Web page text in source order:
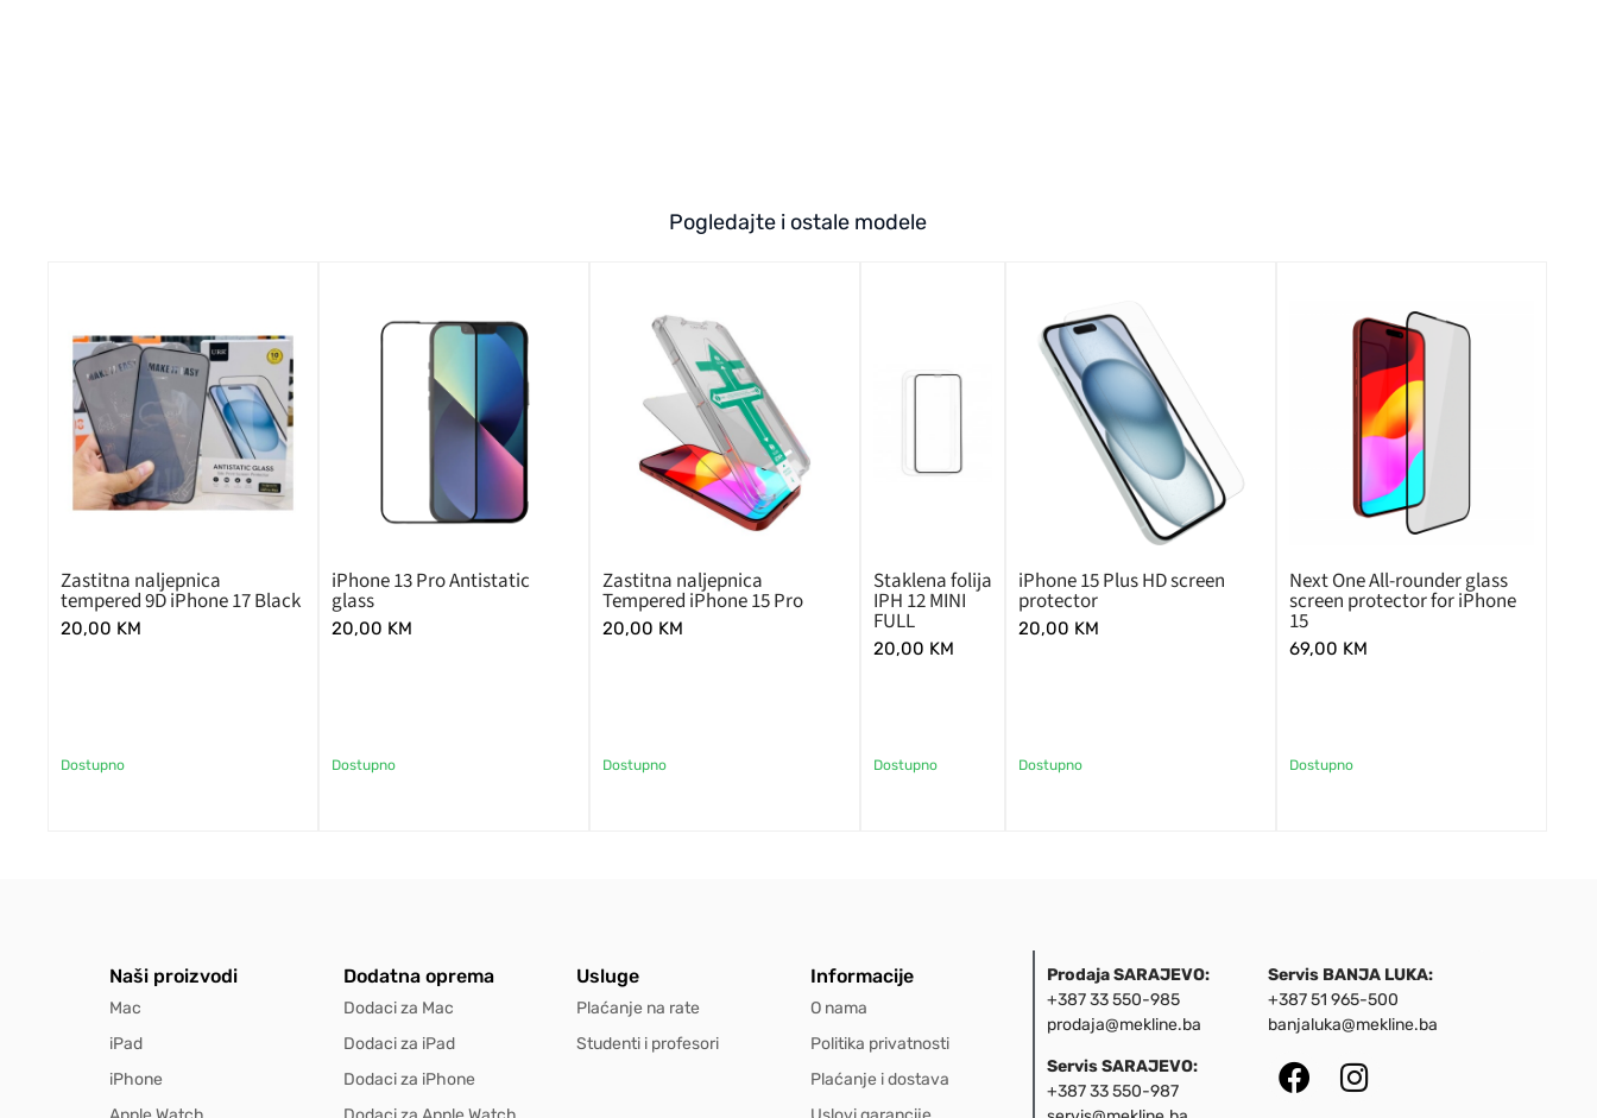
Pogledajte i ostale modele
Zastitna naljepnica
tempered 9D iPhone 17 Black
20,00 KM
Dostupno
iPhone 13 Pro Antistatic
glass
20,00 KM
Dostupno
Zastitna naljepnica
Tempered iPhone 15 Pro
20,00 KM
Dostupno
Staklena folija
IPH 12 MINI
FULL
20,00 KM
Dostupno
iPhone 15 Plus HD screen
protector
20,00 KM
Dostupno
Next One All-rounder glass
screen protector for iPhone
15
69,00 KM
Dostupno
Naši proizvodi
Mac
iPad
iPhone
Dodatna oprema
Dodaci za Mac
Dodaci za iPad
Dodaci za iPhone
Usluge
Plaćanje na rate
Studenti i profesori
Informacije
O nama
Politika privatnosti
Plaćanje i dostava
Prodaja SARAJEVO:
+387 33 550-985
prodaja@mekline.ba
Servis SARAJEVO:
+387 33 550-987
Servis BANJA LUKA:
+387 51 965-500
banjaluka@mekline.ba